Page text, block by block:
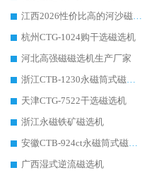
江西2026性价比高的河沙磁选机生产厂家工作原理(通俗 + 专业双版，适配产品文案/介绍使用)
杭州CTG-1024购干选磁选机
河北高强磁磁选机生产厂家
浙江CTB-1230永磁筒式磁选机生产厂家
天津CTG-7522干选磁选机
浙江永磁铁矿磁选机
安徽CTB-924ct永磁筒式磁选机
广西湿式逆流磁选机